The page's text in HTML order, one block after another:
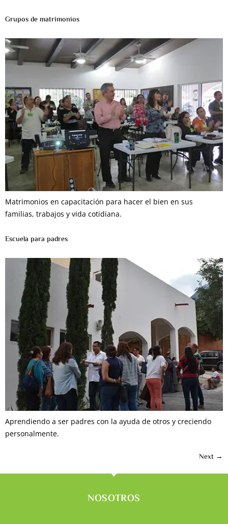
Grupos de matrimonios
Matrimonios en capacitación para hacer el bien en sus
familias, trabajos y vida cotidiana.
Escuela para padres
Aprendiendo a ser padres con la ayuda de otros y creciendo
personalmente.
Next →
NOSOTROS